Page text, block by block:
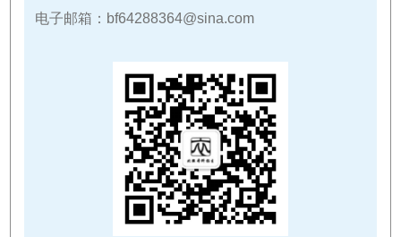
电子邮箱：bf64288364@sina.com